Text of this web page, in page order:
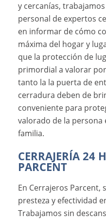
y cercanías,
personal de expertos
en informar de cómo
máxima del hogar y
que la protección de
primordial a valorar
tanto la la puerta de
cerradura deben de
conveniente para
valorado de la
familia.
CERRAJERÍA 24
PARCENT
En Cerrajeros Parcent,
presteza y efectividad
Trabajamos sin